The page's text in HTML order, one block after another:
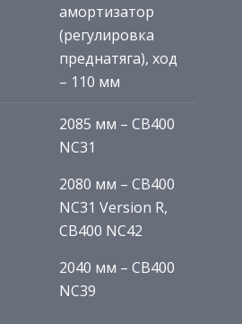
амортизатор
(регулировка
преднатяга), ход
– 110 мм
2085 мм – CB400
NC31
2080 мм – CB400
NC31 Version R,
CB400 NC42
2040 мм – CB400
NC39